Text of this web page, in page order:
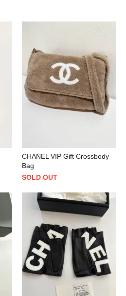
CHANEL VIP Gift Crossbody
Bag
SOLD OUT